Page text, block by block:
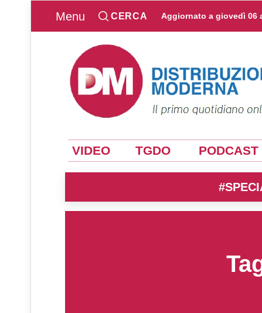
Menu CERCA Aggiornato a giovedì 06
VIDEO TGDO PODCAST